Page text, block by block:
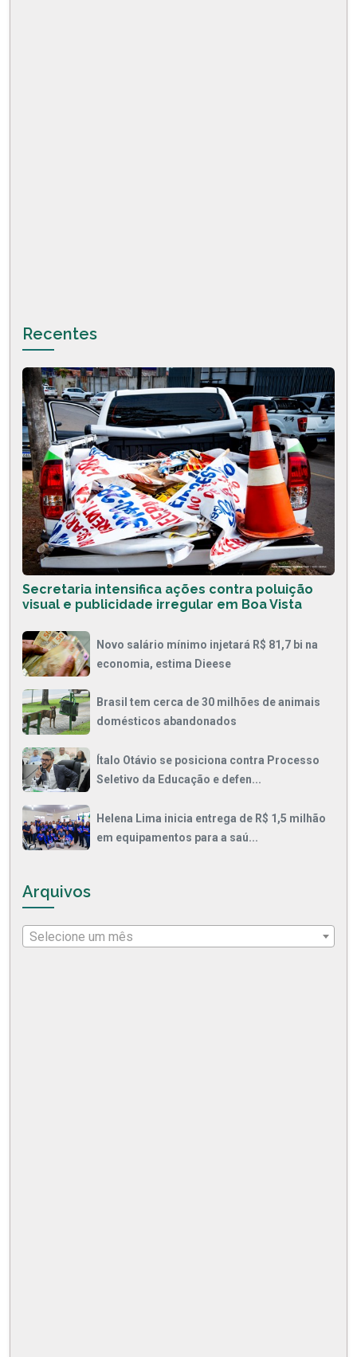
Recentes
Secretaria intensifica ações contra poluição
visual e publicidade irregular em Boa Vista
Novo salário mínimo injetará R$ 81,7 bi na
economia, estima Dieese
Brasil tem cerca de 30 milhões de animais
domésticos abandonados
Ítalo Otávio se posiciona contra Processo
Seletivo da Educação e defen...
Helena Lima inicia entrega de R$ 1,5 milhão
em equipamentos para a saú...
Arquivos
Selecione um mês